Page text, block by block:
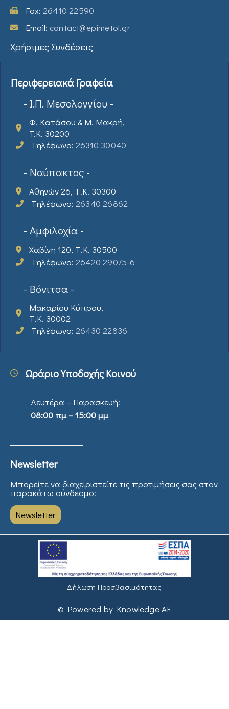
Fax: 26410 22590
Email: contact@epimetol.gr
Χρήσιμες Συνδέσεις
Περιφερειακά Γραφεία
- Ι.Π. Μεσολογγίου -
Φ. Κατάσου & Μ. Μακρή,
T.K. 30200
Τηλέφωνο: 26310 30040
- Ναύπακτος -
Αθηνών 26, Τ.Κ. 30300
Τηλέφωνο: 26340 26862
- Αμφιλοχία -
Χαβίνη 120, Τ.Κ. 30500
Τηλέφωνο: 26420 29075-6
- Βόνιτσα -
Μακαρίου Κύπρου,
Τ.Κ. 30002
Τηλέφωνο: 26430 22836
Ωράριο Υποδοχής Κοινού
Δευτέρα – Παρασκευή:
08:00 πμ – 15:00 μμ
Newsletter
Μπορείτε να διαχειριστείτε τις προτιμήσεις σας στον
παρακάτω σύνδεσμο:
Newsletter
Δήλωση Προσβασιμότητας
© Powered by Knowledge AE